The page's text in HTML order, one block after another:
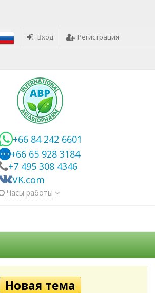
Вход Регистрация
+66 84 242 6601
imo +66 65 928 3184
+7 495 308 4346
VK.com
Часы работы